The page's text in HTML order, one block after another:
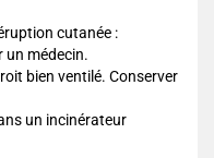
cutanée :
un médecin.
bien ventilé. Conserver
un incinérateur